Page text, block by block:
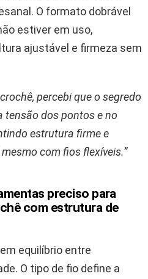
O formato dobrável
estiver em uso,
ajustável e firmeza sem
percebi que o segredo
tensão dos pontos e no
estrutura firme e
com fios flexíveis.”
preciso para
com estrutura de
equilíbrio entre
O tipo de fio define a